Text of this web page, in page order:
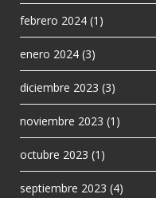
febrero 2024 (1)
enero 2024 (3)
diciembre 2023 (3)
noviembre 2023 (1)
octubre 2023 (1)
septiembre 2023 (4)